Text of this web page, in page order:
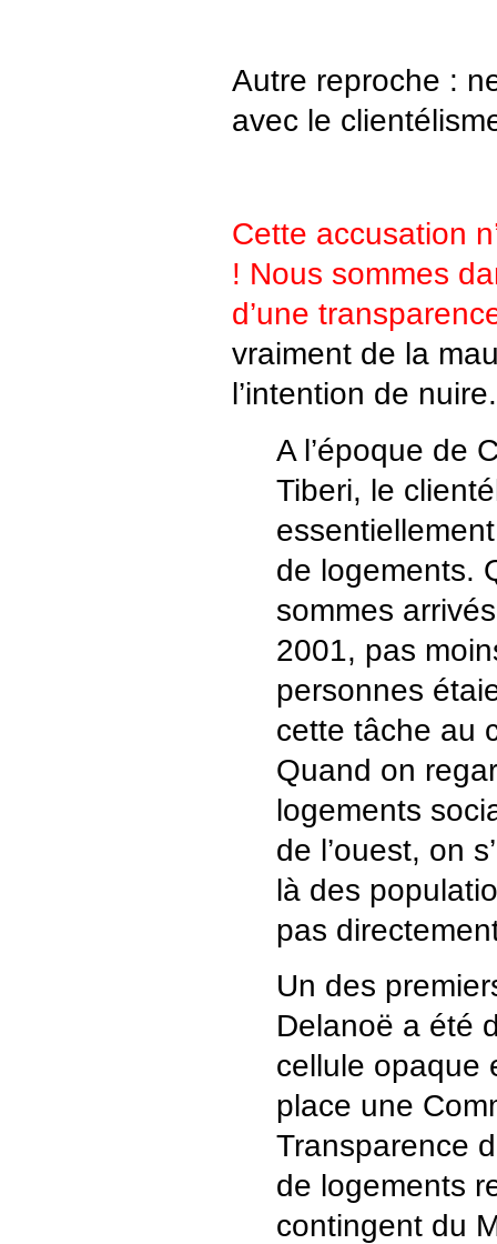
Autre reproche :
avec le
Cette accusation
! Nous sommes
d’une
vraiment de la
l’intention de nuire.
A l’époque de
Tiberi, le
de logements.
sommes
2001, pas
personnes
cette tâche au
Quand on
logements
de l’ouest, on
là des
pas
Un des
Delanoë a été
cellule opaque
place une
Transparence
de logements
contingent du